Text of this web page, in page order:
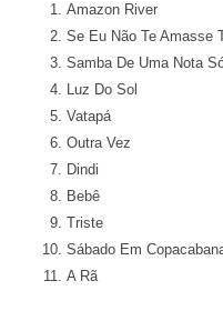
Amazon River
Se Eu Não Te Amasse
Samba De Uma Nota
Luz Do Sol
Vatapá
Outra Vez
Dindi
Bebê
Triste
Sábado Em
A Rã